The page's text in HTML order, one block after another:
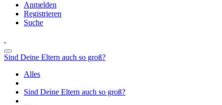
Anmelden
Registrieren
Suche
Sind Deine Eltern auch so groß?
Alles
Sind Deine Eltern auch so groß?